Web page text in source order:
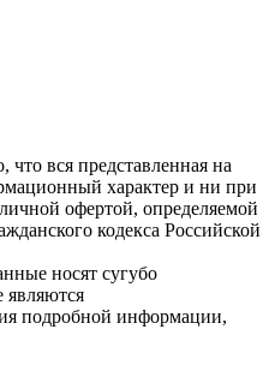
вся представленная на
характер и ни при
офертой, определяемой
кодекса Российской
носят сугубо
подробной информации,